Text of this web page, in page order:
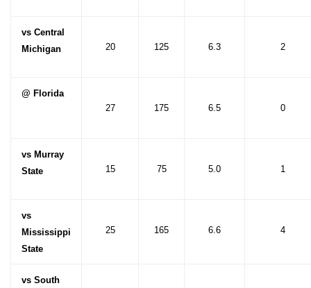
vs Central
Michigan
20 125 6.3 2
@ Florida
27
175 6.5 0
vs Murray
State
15 75 5.0 1
vs
Mississippi
State
25 165 6.6 4
vs South